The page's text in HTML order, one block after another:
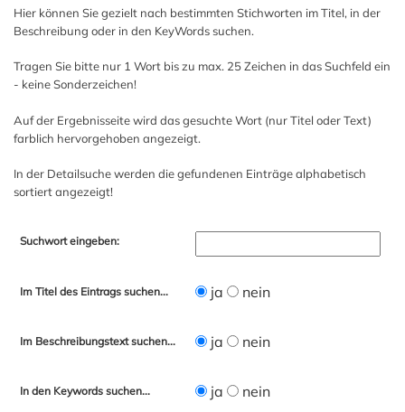
Hier können Sie gezielt nach bestimmten Stichworten im Titel, in der
Beschreibung oder in den KeyWords suchen.
Tragen Sie bitte nur 1 Wort bis zu max. 25 Zeichen in das Suchfeld ein
- keine Sonderzeichen!
Auf der Ergebnisseite wird das gesuchte Wort (nur Titel oder Text)
farblich hervorgehoben angezeigt.
In der Detailsuche werden die gefundenen Einträge alphabetisch
sortiert angezeigt!
Suchwort eingeben:
Im Titel des Eintrags suchen... ja nein
Im Beschreibungstext suchen... ja nein
In den Keywords suchen... ja nein